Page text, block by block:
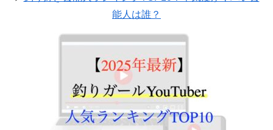
能人は誰？